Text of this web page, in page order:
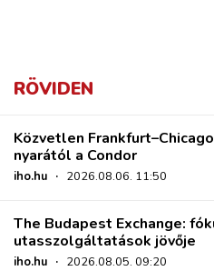
RÖVIDEN
Közvetlen
nyarától a Condor
iho.hu · 2026.08.06. 11:50
The Budapest Exchange:
utasszolgáltatások jövője
iho.hu · 2026.08.05. 09:20